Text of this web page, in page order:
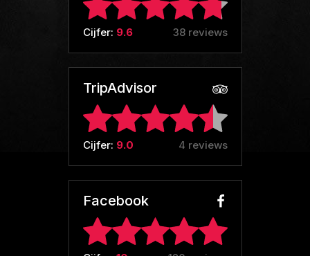
Cijfer: 9.6 38 reviews
TripAdvisor
Cijfer: 9.0 4 reviews
Facebook